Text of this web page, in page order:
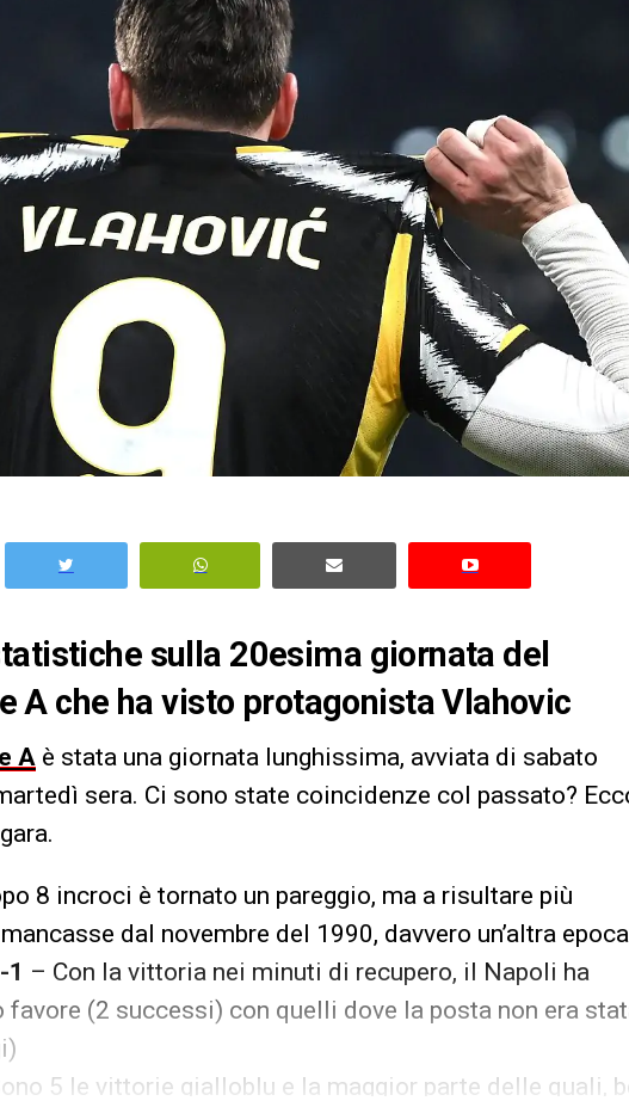
sulla 20esima giornata del
A che ha visto protagonista Vlahovic
A è stata una giornata lunghissima, avviata di sabato
sera. Ci sono state coincidenze col passato?
8 incroci è tornato un pareggio, ma a risultare più
dal novembre del 1990, davvero un’altra
1 – Con la vittoria nei minuti di recupero, il Napoli ha
(2 successi) con quelli dove la posta non era
5 le vittorie gialloblu e la maggior parte delle quali,